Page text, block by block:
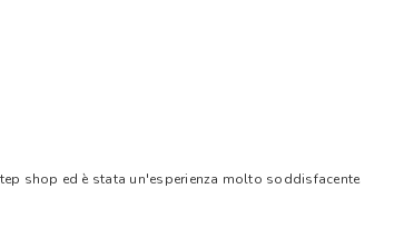
shop ed è stata un'esperienza molto soddisfacente